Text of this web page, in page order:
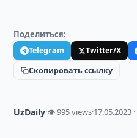
Поделиться:
Telegram Twitter/X
Скопировать ссылку
UzDaily·👁 995 views·17.05.2023